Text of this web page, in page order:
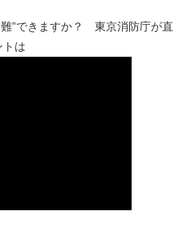
難”できますか？ 東京消防庁が直
は